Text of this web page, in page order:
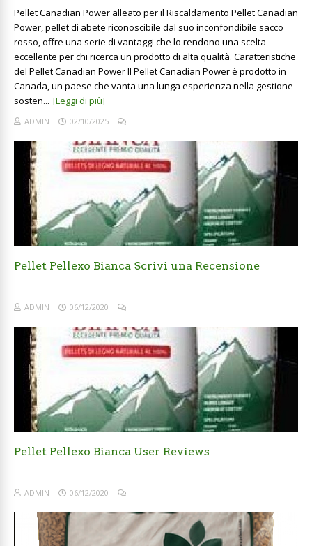
Pellet Canadian Power alleato per il Riscaldamento Pellet Canadian
Power, pellet di abete riconoscibile dal suo inconfondibile sacco
rosso, offre una serie di vantaggi che lo rendono una scelta
eccellente per chi ricerca un prodotto di alta qualità. Caratteristiche
del Pellet Canadian Power Il Pellet Canadian Power è prodotto in
Canada, un paese che vanta una lunga esperienza nella gestione
sosten... [Leggi di più]
ADMIN 02/10/2025
Pellet Pellexo Bianca Scrivi una Recensione
ADMIN 06/12/2020
Pellet Pellexo Bianca User Reviews
ADMIN 06/12/2020